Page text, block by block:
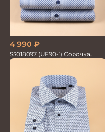
4 990 ₽
SS018097 (UF90-1) Сорочка
мужская GROSTYLE PRIME